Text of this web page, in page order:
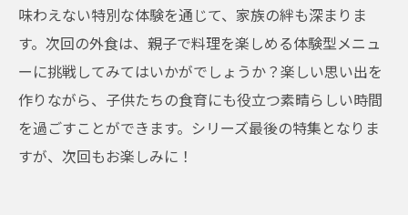
味わえない特別な体験を通じて、家族の絆も深まりま
す。次回の外食は、親子で料理を楽しめる体験型メニュ
ーに挑戦してみてはいかがでしょうか？楽しい思い出を
作りながら、子供たちの食育にも役立つ素晴らしい時間
を過ごすことができます。シリーズ最後の特集となりま
すが、次回もお楽しみに！